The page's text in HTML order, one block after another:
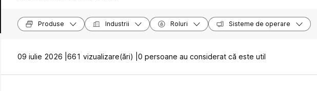
Produse Industrii Roluri Sisteme de operare
09 iulie 2026 | 661 vizualizare(ări) | 0 persoane au considerat că este util